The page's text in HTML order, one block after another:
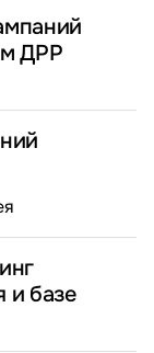
ДРР
и базе